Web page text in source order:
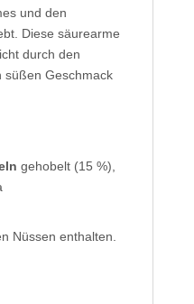
und den
Diese säurearme
durch den
süßen Geschmack
gehobelt (15 %),
Nüssen enthalten.